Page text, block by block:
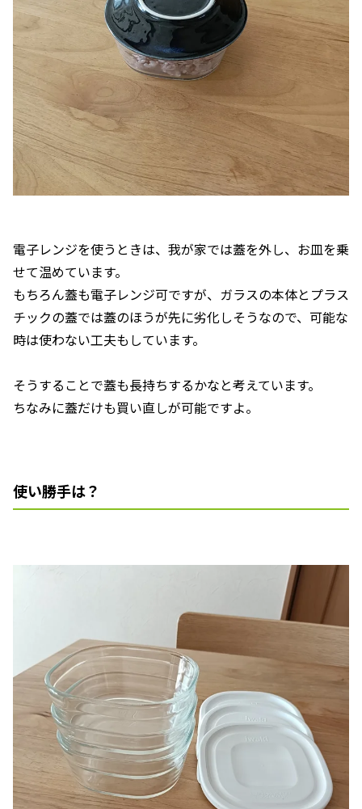
電子レンジを使うときは、我が家では蓋を外し、お皿を乗
せて温めています。
もちろん蓋も電子レンジ可ですが、ガラスの本体とプラス
チックの蓋では蓋のほうが先に劣化しそうなので、可能な
時は使わない工夫もしています。
そうすることで蓋も長持ちするかなと考えています。
ちなみに蓋だけも買い直しが可能ですよ。
使い勝手は？